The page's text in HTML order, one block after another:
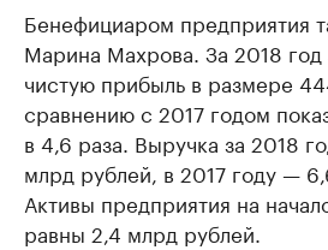
Бенефициаром предприятия
Марина Махрова. За 2018 год
чистую прибыль в размере
сравнению с 2017 годом
в 4,6 раза. Выручка за 2018
млрд рублей, в 2017 году —
Активы предприятия на
равны 2,4 млрд рублей.